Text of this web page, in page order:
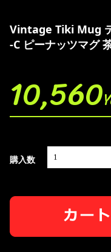
Vintage Tiki Mug
-C ピーナッツマグ
10,560
購入数